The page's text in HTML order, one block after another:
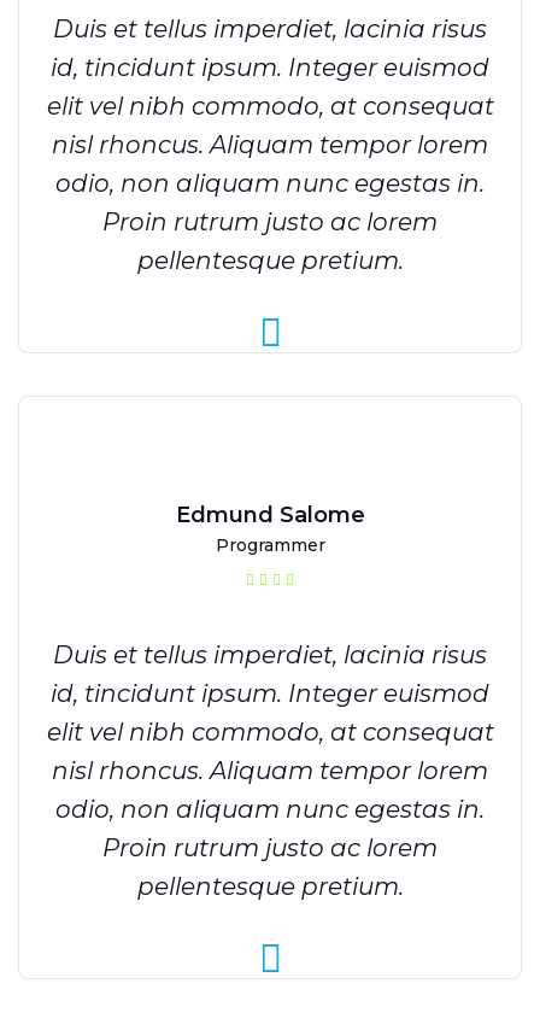
Duis et tellus imperdiet, lacinia risus
id, tincidunt ipsum. Integer euismod
elit vel nibh commodo, at consequat
nisl rhoncus. Aliquam tempor lorem
odio, non aliquam nunc egestas in.
Proin rutrum justo ac lorem
pellentesque pretium.
Edmund Salome
Programmer
Duis et tellus imperdiet, lacinia risus
id, tincidunt ipsum. Integer euismod
elit vel nibh commodo, at consequat
nisl rhoncus. Aliquam tempor lorem
odio, non aliquam nunc egestas in.
Proin rutrum justo ac lorem
pellentesque pretium.